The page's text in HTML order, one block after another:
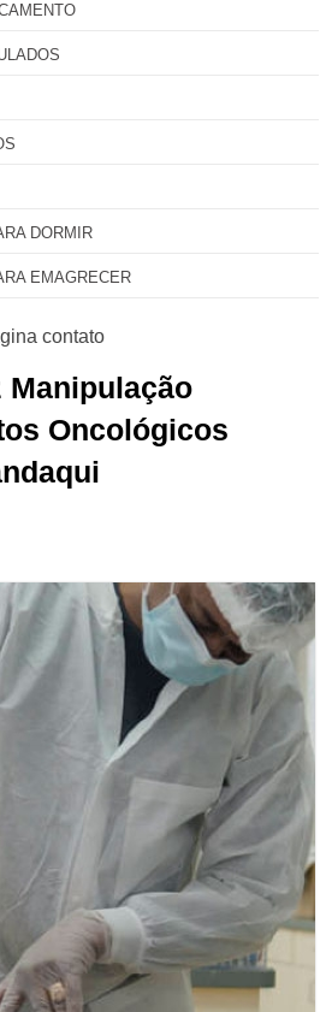
DORMIR
EMAGRECER
Manipulação
Oncológicos